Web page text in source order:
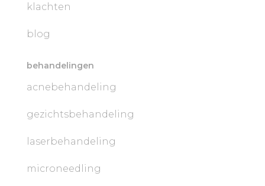
klachten
blog
behandelingen
acnebehandeling
gezichtsbehandeling
laserbehandeling
microneedling